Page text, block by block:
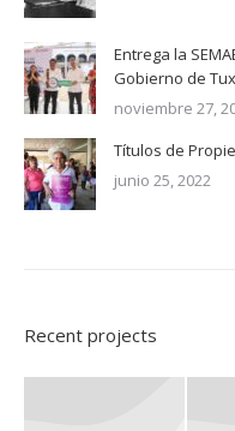
Entrega la
Gobierno de
noviembre 27,
Títulos de
junio 25, 2022
Recent projects